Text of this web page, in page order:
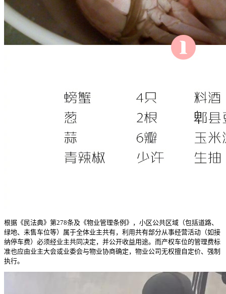
根据《民法典》第278条及《物业管理条例》，小区公共区域（包括道路、
绿地、未售车位等）属于全体业主共有，利用共有部分从事经营活动（如接
纳停车费）必须经业主共同决定，并公开收益用途。而产权车位的管理费标
准也应由业主大会或业委会与物业协商确定，物业公司无权擅自定价、强制
执行。